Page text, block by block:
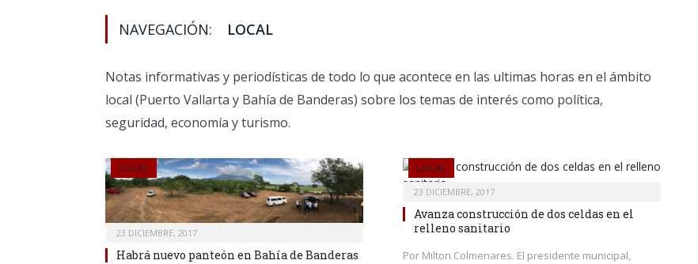
NAVEGACIÓN: LOCAL
Notas informativas y periodísticas de todo lo que acontece en las ultimas horas en el ámbito
local (Puerto Vallarta y Bahía de Banderas) sobre los temas de interés como política,
seguridad, economía y turismo.
LOCAL
23 DICIEMBRE, 2017
Habrá nuevo panteón en Bahía de Banderas
LOCAL
23 DICIEMBRE, 2017
Avanza construcción de dos celdas en el
relleno sanitario
Por Milton Colmenares. El presidente municipal,